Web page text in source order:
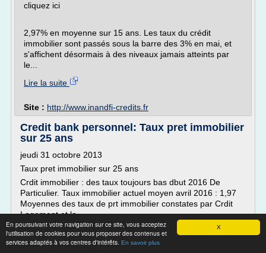
X
En poursuivant votre navigation sur ce site, vous acceptez
l'utilisation de cookies pour vous proposer des contenus et
services adaptés à vos centres d'intérêts. En savoir plus
cliquez ici
2,97% en moyenne sur 15 ans. Les taux du crédit
immobilier sont passés sous la barre des 3% en mai, et
s'affichent désormais à des niveaux jamais atteints par
le...
Lire la suite
Site : http://www.inandfi-credits.fr
Credit bank personnel: Taux pret immobilier
sur 25 ans
jeudi 31 octobre 2013
Taux pret immobilier sur 25 ans
Crdit immobilier : des taux toujours bas dbut 2016 De
Particulier. Taux immobilier actuel moyen avril 2016 : 1,97
Moyennes des taux de prt immobilier constates par Crdit
Logement et la.
Y a-t-il une diffrence si l on emprunte en Rhne-Alpes, en
Alsace ou. SUR 15 ANS, SUR 20 ANS, SUR 25. Ceux qui s